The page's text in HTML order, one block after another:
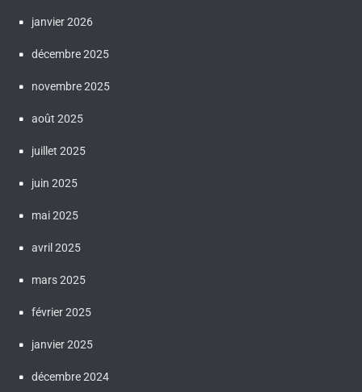
janvier 2026
décembre 2025
novembre 2025
août 2025
juillet 2025
juin 2025
mai 2025
avril 2025
mars 2025
février 2025
janvier 2025
décembre 2024